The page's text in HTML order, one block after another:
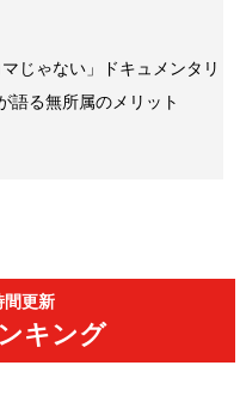
じゃない」ドキュメンタリ
語る無所属のメリット
間更新
キング